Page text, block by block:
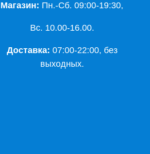
Магазин: Пн.-Сб. 09:00-19:30,
Вс. 10.00-16.00.
Доставка: 07:00-22:00, без
выходных.